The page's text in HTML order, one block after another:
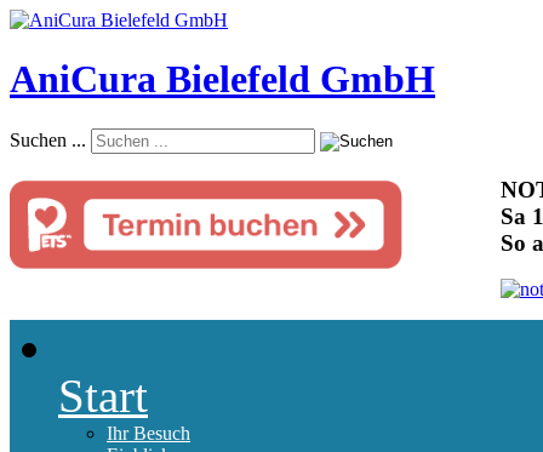
AniCura Bielefeld GmbH
Suchen ...
Sa
So
Start
Ihr Besuch